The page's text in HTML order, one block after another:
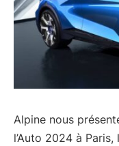
Alpine nous
l’Auto 2024 à Paris,